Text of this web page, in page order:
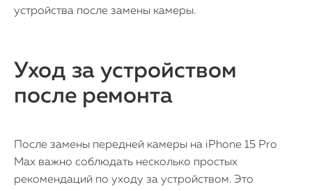
Контакты
устройства после замены камеры.
Уход за устройством
после ремонта
После замены передней камеры на iPhone 15 Pro
Max важно соблюдать несколько простых
рекомендаций по уходу за устройством. Это